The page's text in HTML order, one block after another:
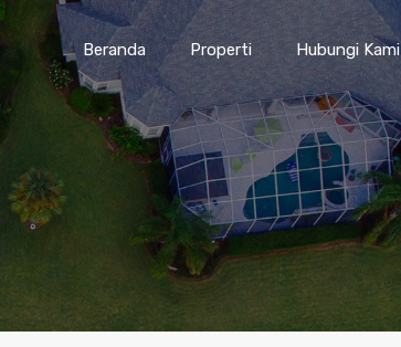
Beranda Properti Hubungi Kami